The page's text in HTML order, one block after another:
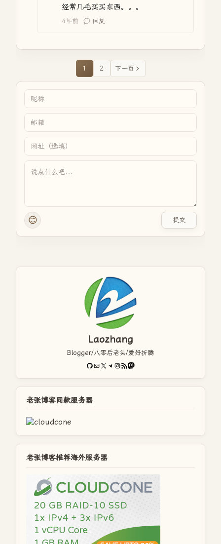
经常几毛买买东西。。。
4年前 回复
1 2 下一页
😊 提交
Laozhang
Blogger/八零后老头/爱好折腾
GitHub
电子邮件X Telegram
Instagram
RSS FeedMastodon
老张博客同款服务器
老张博客推荐海外服务器